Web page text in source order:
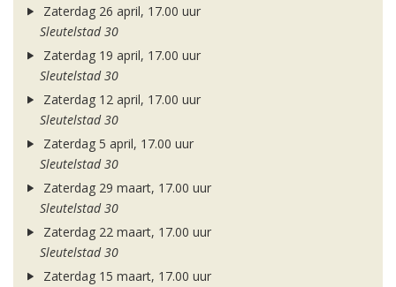
Zaterdag 26 april, 17.00 uur
Sleutelstad 30
Zaterdag 19 april, 17.00 uur
Sleutelstad 30
Zaterdag 12 april, 17.00 uur
Sleutelstad 30
Zaterdag 5 april, 17.00 uur
Sleutelstad 30
Zaterdag 29 maart, 17.00 uur
Sleutelstad 30
Zaterdag 22 maart, 17.00 uur
Sleutelstad 30
Zaterdag 15 maart, 17.00 uur